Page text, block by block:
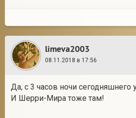
limeva2003
08.11.2018 в 17:56
Да, с 3 часов ночи сегодняшнего
И Шерри-Мира тоже там!